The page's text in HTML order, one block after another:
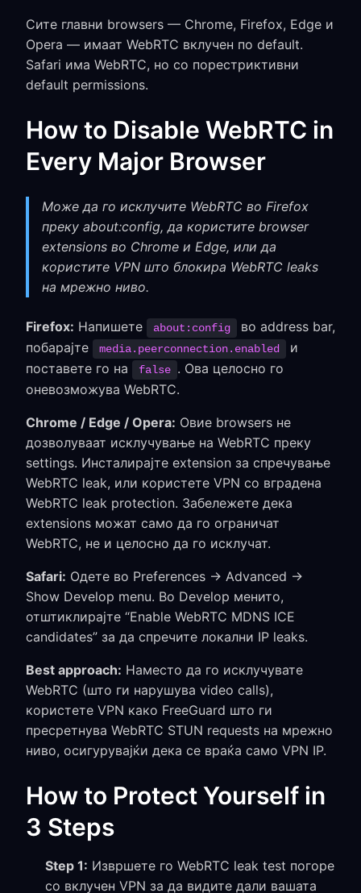
Сите главни browsers — Chrome, Firefox, Edge и
Opera — имаат WebRTC вклучен по default.
Safari има WebRTC, но со порестриктивни
default permissions.
How to Disable WebRTC in
Every Major Browser
Може да го исклучите WebRTC во Firefox
преку about:config, да користите browser
extensions во Chrome и Edge, или да
користите VPN што блокира WebRTC leaks
на мрежно ниво.
Firefox: Напишете about:config
во address bar,
побарајте
media.peerconnection.enabled
и
поставете го на
false . Ова целосно го
оневозможува WebRTC.
Chrome / Edge / Opera: Овие browsers не
дозволуваат исклучување на WebRTC преку
settings. Инсталирајте extension за спречување
WebRTC leak, или користете VPN со вградена
WebRTC leak protection. Забележете дека
extensions можат само да го ограничат
WebRTC, не и целосно да го исклучат.
Safari: Одете во Preferences → Advanced →
Show Develop menu. Во Develop менито,
отштиклирајте “Enable WebRTC MDNS ICE
candidates” за да спречите локални IP leaks.
Best approach: Наместо да го исклучувате
WebRTC (што ги нарушува video calls),
користете VPN како FreeGuard што ги
пресретнува WebRTC STUN requests на мрежно
ниво, осигурувајќи дека се враќа само VPN IP.
How to Protect Yourself in
3 Steps
Step 1: Извршете го WebRTC leak test погоре
со вклучен VPN за да видите дали вашата